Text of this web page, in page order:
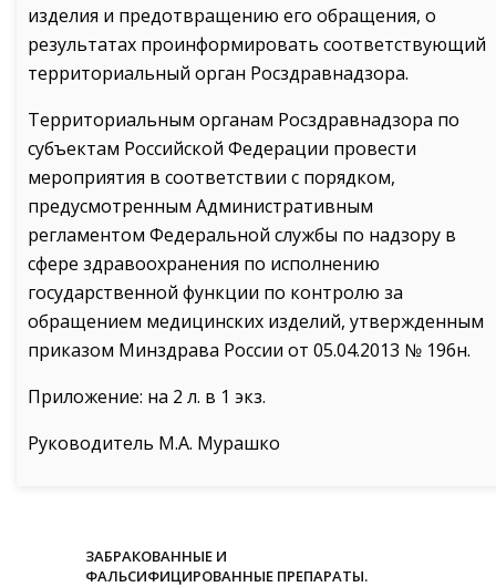
изделия и предотвращению его обращения, о
результатах проинформировать соответствующий
территориальный орган Росздравнадзора.
Территориальным органам Росздравнадзора по
субъектам Российской Федерации провести
мероприятия в соответствии с порядком,
предусмотренным Административным
регламентом Федеральной службы по надзору в
сфере здравоохранения по исполнению
государственной функции по контролю за
обращением медицинских изделий, утвержденным
приказом Минздрава России от 05.04.2013 № 196н.
Приложение: на 2 л. в 1 экз.
Руководитель М.А. Мурашко
ЗАБРАКОВАННЫЕ И
ФАЛЬСИФИЦИРОВАННЫЕ ПРЕПАРАТЫ.